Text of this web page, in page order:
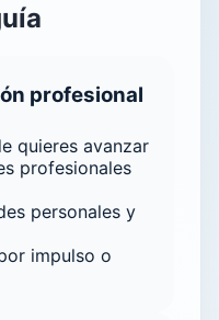
profesional
quieres avanzar
profesionales
personales y
impulso o